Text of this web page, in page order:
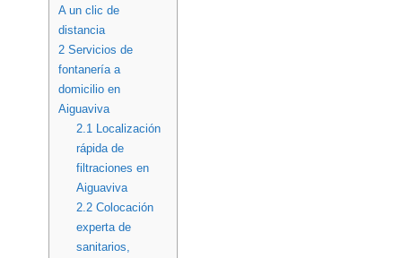
A un clic de
distancia
2 Servicios de
fontanería a
domicilio en
Aiguaviva
2.1 Localización
rápida de
filtraciones en
Aiguaviva
2.2Colocación
experta de
sanitarios,